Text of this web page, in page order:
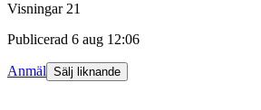
Visningar 21
Publicerad 6 aug 12:06
Anmäl Sälj liknande